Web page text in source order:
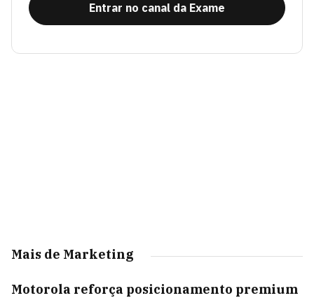
Entrar no canal da Exame
Mais de Marketing
Motorola reforça posicionamento premium